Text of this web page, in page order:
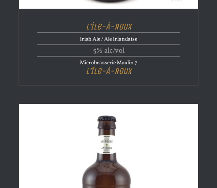
L’Île-À-Roux
Irish Ale / Ale Irlandaise
5% alc/vol
Microbrasserie Moulin 7
L’Île-À-Roux